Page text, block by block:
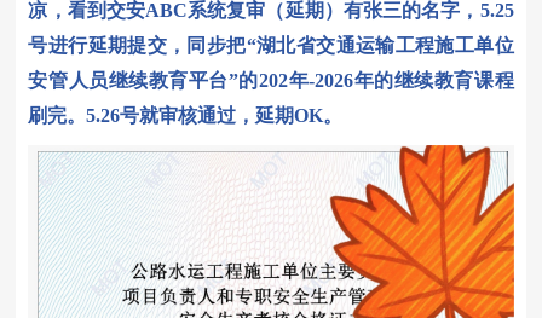
凉，看到交安ABC系统复审（延期）有张三的名字，5.25
号进行延期提交，同步把“湖北省交通运输工程施工单位
安管人员继续教育平台”的202年-2026年的继续教育课程
刷完。5.26号就审核通过，延期OK。